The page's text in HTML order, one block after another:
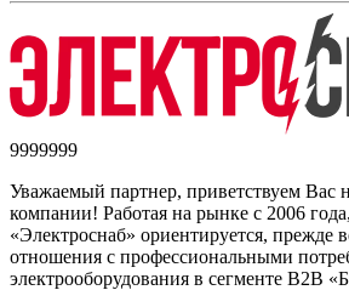
9999999
Уважаемый партнер, приветствуем Вас
компании! Работая на рынке с 2006
«Электроснаб» ориентируется, прежде
отношения с профессиональными
электрооборудования в сегменте B2B